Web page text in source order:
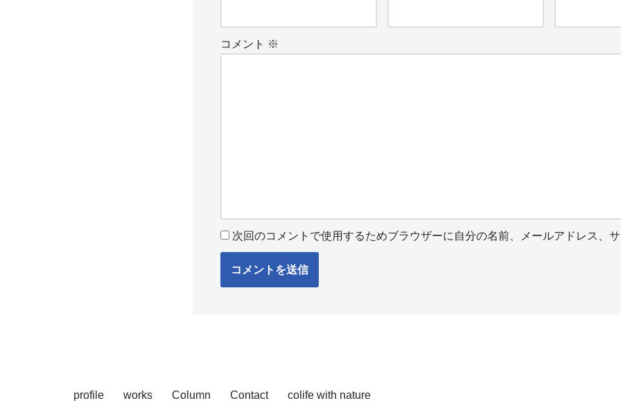
コメント ※
次回のコメントで使用するためブラウザーに自分の名前、メールアドレス、
profile works Column Contact colife with nature